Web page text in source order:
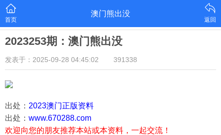
首页
澳门熊出没
返回
2023253期：澳门熊出没
发表于：2025-09-28 04:45:02 391338
出处： 2023澳门正版资料
出处： www.670288.com
欢迎向您的朋友推荐本站或本资料，一起交流！